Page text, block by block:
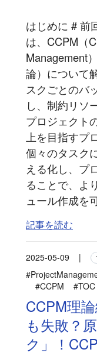
はじめに # 前
は、CCPM（
Management
論）について
スクごとのバ
し、制約リソ
プロジェクト
上を目指すプ
個々のタスク
える化し、プ
ることで、よ
ュール作成を
記事を読む
2025-05-09 |
#CCPM
#TOC
CCPM理
も失敗？
ク」！